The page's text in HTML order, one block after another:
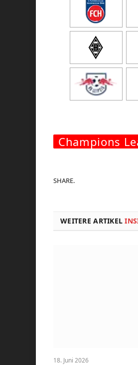
Champions
SHARE.
WEITERE ARTIKEL
18. Juni 2026